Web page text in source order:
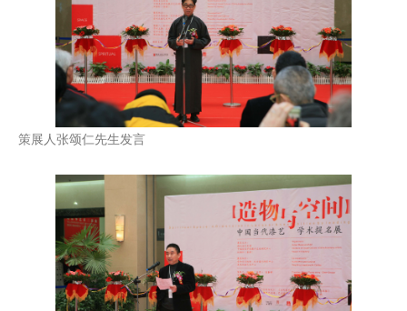
策展人张颂仁先生发言